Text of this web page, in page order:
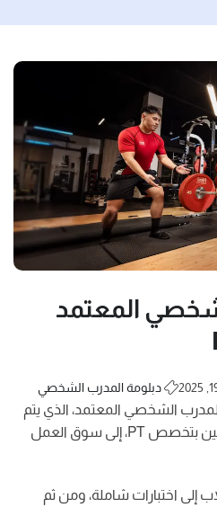
المعتمد
دبلومة المدرب الشخصي
الشخصي المعتمد، الذي يتم
من خلاله إعداد وتجهيز المهتمين بتخصص PT، إلى سوق العمل
إلى اختبارات شاملة، ومن ثم